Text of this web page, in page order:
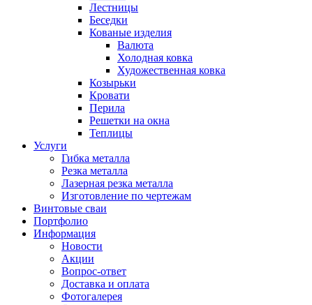
Лестницы
Беседки
Кованые изделия
Валюта
Холодная ковка
Художественная ковка
Козырьки
Кровати
Перила
Решетки на окна
Теплицы
Услуги
Гибка металла
Резка металла
Лазерная резка металла
Изготовление по чертежам
Винтовые сваи
Портфолио
Информация
Новости
Акции
Вопрос-ответ
Доставка и оплата
Фотогалерея